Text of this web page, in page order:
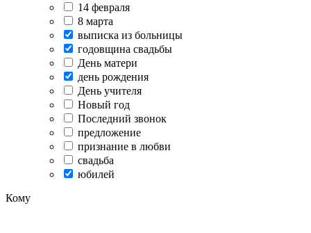
14 февраля
8 марта
выписка из больницы
годовщина свадьбы
День матери
день рождения
День учителя
Новый год
Последний звонок
предложение
признание в любви
свадьба
юбилей
Кому